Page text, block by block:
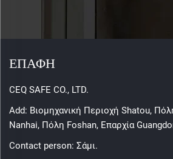
ΕΠΑΦΗ
CEQ SAFE CO., LTD.
Add: Βιομηχανική Περιοχή Shatou,
Nanhai, Πόλη Foshan, Επαρχία
Contact person: Σάμι.